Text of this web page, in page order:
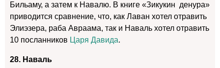
Бильаму, а затем к Навалю. В книге «Зикукин денура»
приводится сравнение, что, как Лаван хотел отравить
Элиэзера, раба Авраама, так и Наваль хотел отравить
10 посланников Царя Давида.
28. Наваль